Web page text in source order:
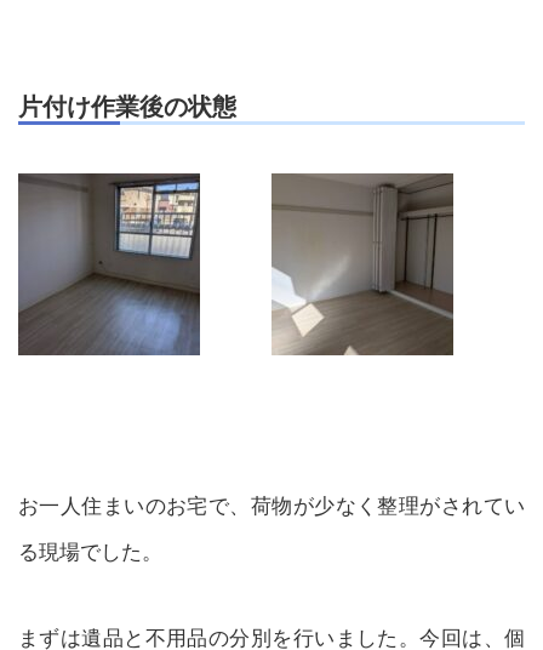
片付け作業後の状態
お一人住まいのお宅で、荷物が少なく整理がされてい
る現場でした。
まずは遺品と不用品の分別を行いました。今回は、個